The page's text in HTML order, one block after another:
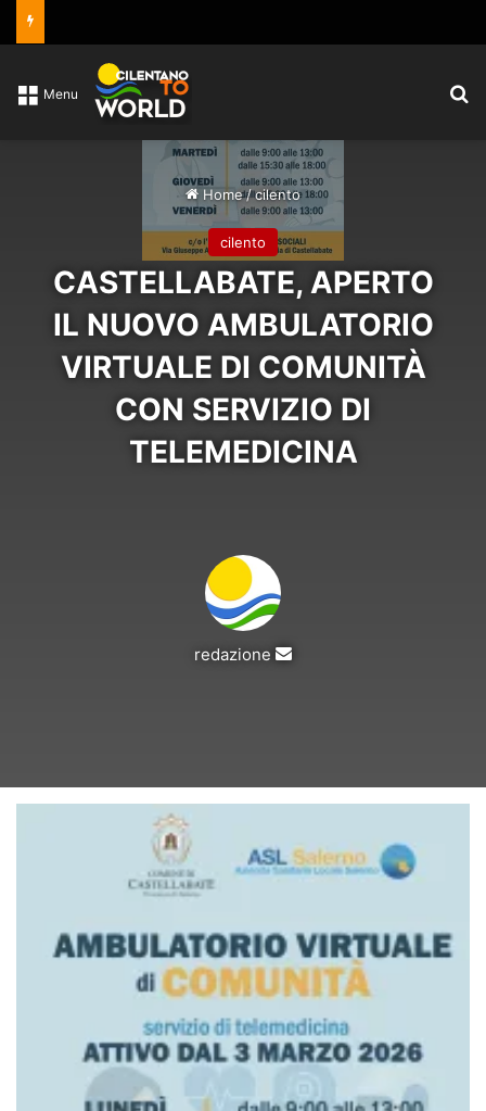
Menu
Home/cilento
cilento
CASTELLABATE, APERTO
IL NUOVO AMBULATORIO
VIRTUALE DI COMUNITÀ
CON SERVIZIO DI
TELEMEDICINA
redazione
Invia